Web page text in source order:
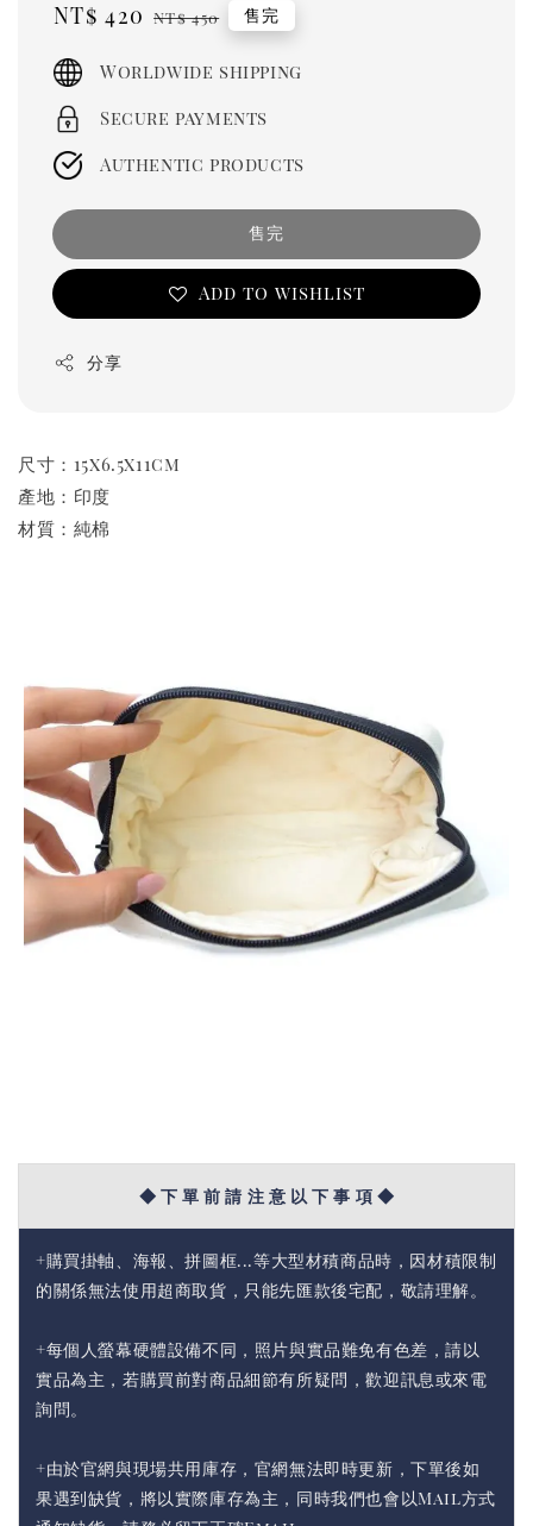
Sale
NT$ 420 Regular
NT$ 450 售完
Worldwide shipping
Secure payments
Authentic products
售完
Add to wishlist
分享
尺寸：15x6.5x11cm
產地：印度
材質：純棉
◆ 下 單 前 請 注 意 以 下 事 項 ◆
+購買掛軸、海報、拼圖框...等大型材積商品時，因材積限制
的關係無法使用超商取貨，只能先匯款後宅配，敬請理解。
+每個人螢幕硬體設備不同，照片與實品難免有色差，請以
實品為主，若購買前對商品細節有所疑問，歡迎訊息或來電
詢問。
+由於官網與現場共用庫存，官網無法即時更新，下單後如
果遇到缺貨，將以實際庫存為主，同時我們也會以Mail方式